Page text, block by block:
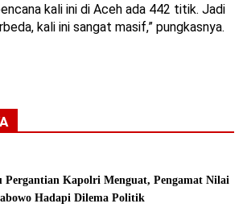
kali ini di Aceh ada 442 titik. Jadi
kali ini sangat masif,” pungkasnya.
Pergantian Kapolri Menguat, Pengamat Nilai
Hadapi Dilema Politik